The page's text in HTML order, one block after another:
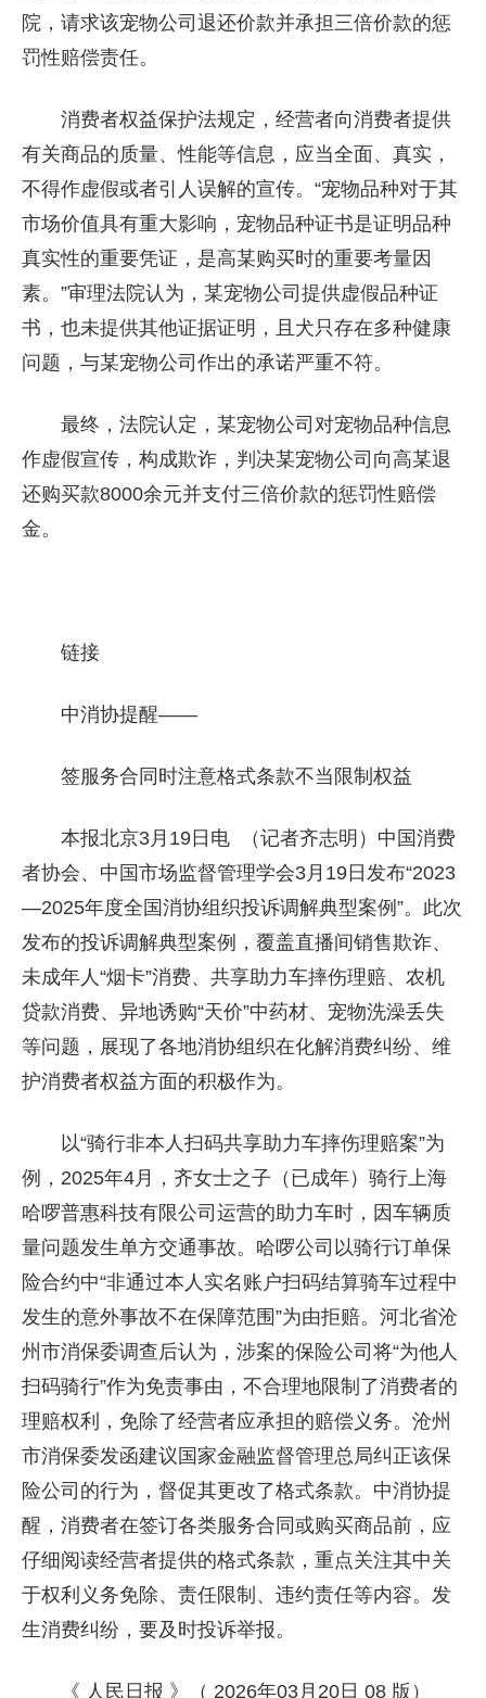
院，请求该宠物公司退还价款并承担三倍价款的惩
罚性赔偿责任。
消费者权益保护法规定，经营者向消费者提供
有关商品的质量、性能等信息，应当全面、真实，
不得作虚假或者引人误解的宣传。“宠物品种对于其
市场价值具有重大影响，宠物品种证书是证明品种
真实性的重要凭证，是高某购买时的重要考量因
素。”审理法院认为，某宠物公司提供虚假品种证
书，也未提供其他证据证明，且犬只存在多种健康
问题，与某宠物公司作出的承诺严重不符。
最终，法院认定，某宠物公司对宠物品种信息
作虚假宣传，构成欺诈，判决某宠物公司向高某退
还购买款8000余元并支付三倍价款的惩罚性赔偿
金。
链接
中消协提醒——
签服务合同时注意格式条款不当限制权益
本报北京3月19日电 （记者齐志明）中国消费
者协会、中国市场监督管理学会3月19日发布“2023
—2025年度全国消协组织投诉调解典型案例”。此次
发布的投诉调解典型案例，覆盖直播间销售欺诈、
未成年人“烟卡”消费、共享助力车摔伤理赔、农机
贷款消费、异地诱购“天价”中药材、宠物洗澡丢失
等问题，展现了各地消协组织在化解消费纠纷、维
护消费者权益方面的积极作为。
以“骑行非本人扫码共享助力车摔伤理赔案”为
例，2025年4月，齐女士之子（已成年）骑行上海
哈啰普惠科技有限公司运营的助力车时，因车辆质
量问题发生单方交通事故。哈啰公司以骑行订单保
险合约中“非通过本人实名账户扫码结算骑车过程中
发生的意外事故不在保障范围”为由拒赔。河北省沧
州市消保委调查后认为，涉案的保险公司将“为他人
扫码骑行”作为免责事由，不合理地限制了消费者的
理赔权利，免除了经营者应承担的赔偿义务。沧州
市消保委发函建议国家金融监督管理总局纠正该保
险公司的行为，督促其更改了格式条款。中消协提
醒，消费者在签订各类服务合同或购买商品前，应
仔细阅读经营者提供的格式条款，重点关注其中关
于权利义务免除、责任限制、违约责任等内容。发
生消费纠纷，要及时投诉举报。
《 人民日报 》（ 2026年03月20日 08 版）